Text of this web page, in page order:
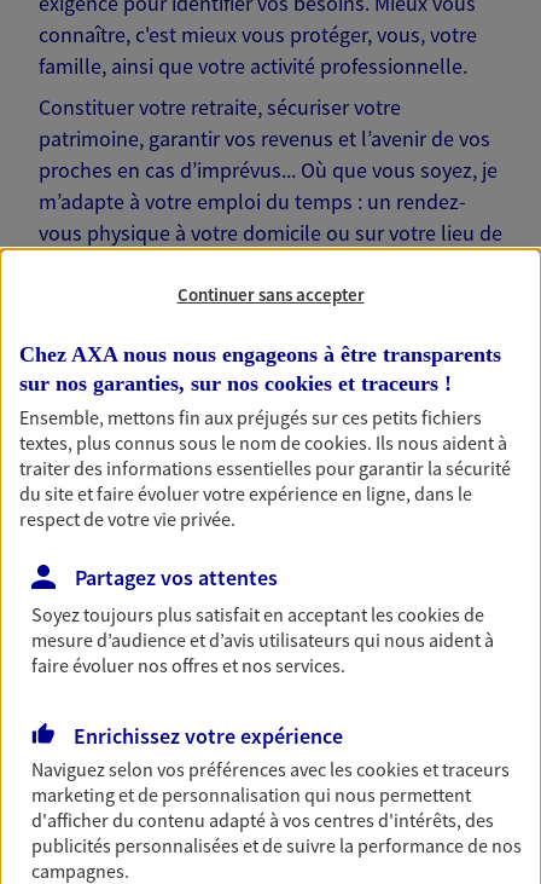
connaître, c'est mieux vous protéger, vous, votre
famille, ainsi que votre activité professionnelle.
Constituer votre retraite, sécuriser votre
patrimoine, garantir vos revenus et l’avenir de vos
proches en cas d’imprévus... Où que vous soyez, je
m’adapte à votre emploi du temps : un rendez-
vous physique à votre domicile ou sur votre lieu de
Nos offres phares
Épargne
Réalisez vos projets grâce à votre épargne : achat
immobilier, études des enfants ou voyage autour
du monde… Épargnez à votre rythme et
simplement, selon votre profil.
Préparez sereinement ce nouveau chapitre de
votre vie avec les conseils d'un expert. Découvrez
notre solution PER (Plan Epargne Retraite)
spécialement conçue pour la retraite.
Continuer sans accepter
Chez AXA nous nous engageons à être transparents
sur nos garanties, sur nos cookies et traceurs !
Ensemble, mettons fin aux préjugés sur ces petits fichiers
textes, plus connus sous le nom decookies. Ils nous aident à
traiter des informations essentielles pour garantir la sécurité
du site et faire évoluer votre expérience en ligne, dans le
respect de votre vie privée.
Partagez vos attentes
Soyez toujours plus satisfait en acceptant lescookiesde
mesure d’audience et d’avis utilisateurs qui nous aident à
faire évoluer nos offres et nos services.
Enrichissez votre expérience
Naviguez selon vos préférences avec lescookies et traceurs
marketing et de personnalisation qui nous permettent
d'afficher du contenu adapté à vos centres d'intérêts, des
publicités personnalisées et de suivre la performance de nos
campagnes.